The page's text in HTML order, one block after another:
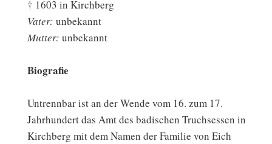
† 1603 in Kirchberg
Vater: unbekannt
Mutter: unbekannt
Biografie
Untrennbar ist an der Wende vom 16. zum 17.
Jahrhundert das Amt des badischen Truchsessen in
Kirchberg mit dem Namen der Familie von Eich